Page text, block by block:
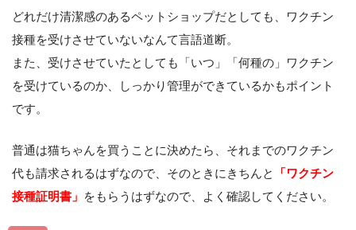
どれだけ清潔感のあるペットショップだとしても、ワクチン
接種を受けさせていないなんて言語道断。
また、受けさせていたとしても「いつ」「何種の」ワクチン
を受けているのか、しっかり管理ができているかもポイント
です。
普通は猫ちゃんを買うことに決めたら、それまでのワクチン
代も請求されるはずなので、そのときにきちんと
「ワクチン
接種証明書」 をもらうはずなので、よく確認してください。